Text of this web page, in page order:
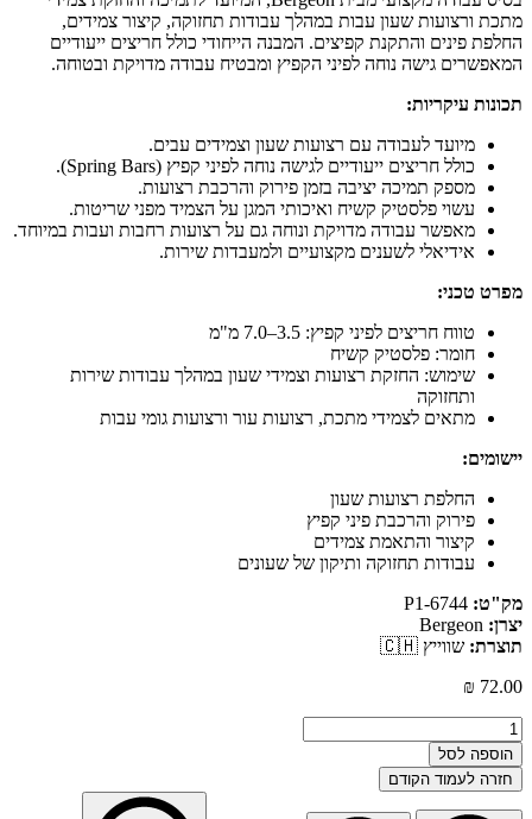
מתכת ורצועות שעון עבות במהלך עבודות תחזוקה, קיצור צמידים,
החלפת פינים והתקנת קפיצים. המבנה הייחודי כולל חריצים ייעודיים
המאפשרים גישה נוחה לפיני הקפיץ ומבטיח עבודה מדויקת ובטוחה.
תכונות עיקריות:
מיועד לעבודה עם רצועות שעון וצמידים עבים.
כולל חריצים ייעודיים לגישה נוחה לפיני קפיץ (Spring Bars).
מספק תמיכה יציבה בזמן פירוק והרכבת רצועות.
עשוי פלסטיק קשיח ואיכותי המגן על הצמיד מפני שריטות.
מאפשר עבודה מדויקת ונוחה גם על רצועות רחבות ועבות במיוחד.
אידיאלי לשענים מקצועיים ולמעבדות שירות.
מפרט טכני:
טווח חריצים לפיני קפיץ: 3.5–7.0 מ"מ
חומר: פלסטיק קשיח
שימוש: החזקת רצועות וצמידי שעון במהלך עבודות שירות
ותחזוקה
מתאים לצמידי מתכת, רצועות עור ורצועות גומי עבות
יישומים:
החלפת רצועות שעון
פירוק והרכבת פיני קפיץ
קיצור והתאמת צמידים
עבודות תחזוקה ותיקון של שעונים
מק"ט:
יצרן:
תוצרת: שווייץ 🇨🇭
₪ 72.00
כמות
של
Bergeon
6744-
P1
הוספה לסל
חזרה לעמוד הקודם